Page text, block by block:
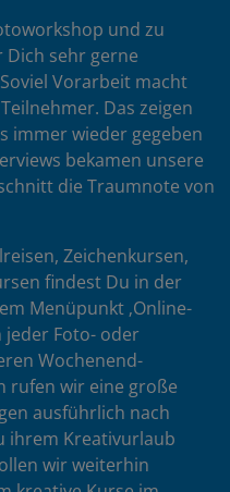
und zu
sehr gerne
Vorarbeit macht
Das zeigen
immer wieder gegeben
bekamen unsere
die Traumnote von
Zeichenkursen,
findest Du in der
Menüpunkt ‚Online-
jeder Foto- oder
Wochenend-
rufen wir eine große
ausführlich nach
ihrem Kreativurlaub
wir weiterhin